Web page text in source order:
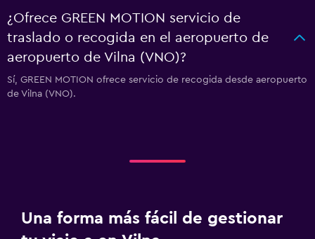
¿Ofrece GREEN MOTION servicio de
traslado o recogida en el aeropuerto de
aeropuerto de Vilna (VNO)?
Sí, GREEN MOTION ofrece servicio de recogida desde aeropuerto
de Vilna (VNO).
Una forma más fácil de gestionar